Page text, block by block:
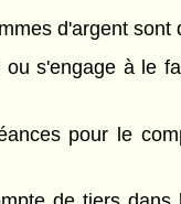
d'argent sont
s'engage à le
pour le